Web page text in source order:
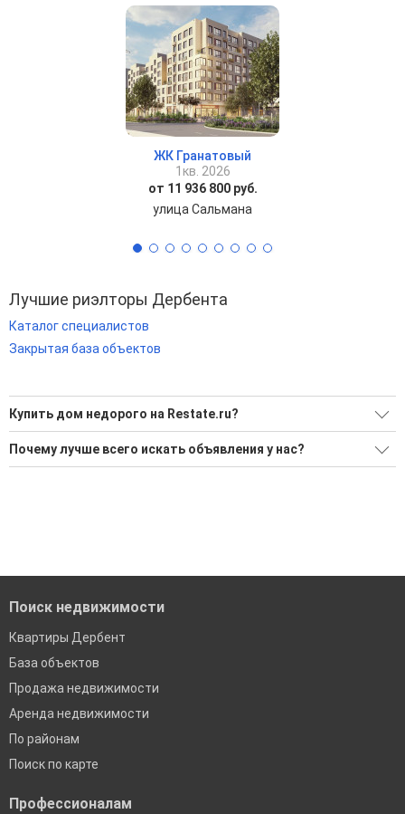
ЖК Гранатовый
1кв. 2026
от 11 936 800 руб.
улица Сальмана
Лучшие риэлторы Дербента
Каталог специалистов
Закрытая база объектов
Купить дом недорого на Restate.ru?
Ищите, как Купить дом недорого?
8 актуальных и проверенных объявлений
Почему лучше всего искать объявления у нас?
Поиск недвижимости
Квартиры Дербент
База объектов
Продажа недвижимости
Аренда недвижимости
По районам
Поиск по карте
Профессионалам